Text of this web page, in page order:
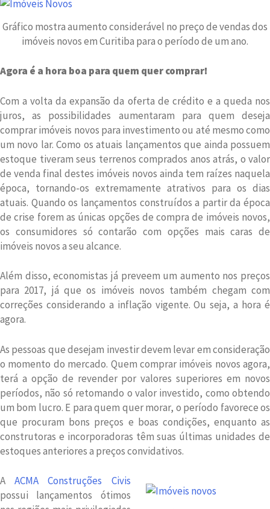
Gráfico mostra aumento considerável no preço de vendas dos
imóveis novos em Curitiba para o período de um ano.
Agora é a hora boa para quem quer comprar!
Com a volta da expansão da oferta de crédito e a queda nos
juros, as possibilidades aumentaram para quem deseja
comprar imóveis novos para investimento ou até mesmo como
um novo lar. Como os atuais lançamentos que ainda possuem
estoque tiveram seus terrenos comprados anos atrás, o valor
de venda final destes imóveis novos ainda tem raízes naquela
época, tornando-os extremamente atrativos para os dias
atuais. Quando os lançamentos construídos a partir da época
de crise forem as únicas opções de compra de imóveis novos,
os consumidores só contarão com opções mais caras de
imóveis novos a seu alcance.
Além disso, economistas já preveem um aumento nos preços
para 2017, já que os imóveis novos também chegam com
correções considerando a inflação vigente. Ou seja, a hora é
agora.
As pessoas que desejam investir devem levar em consideração
o momento do mercado. Quem comprar imóveis novos agora,
terá a opção de revender por valores superiores em novos
períodos, não só retomando o valor investido, como obtendo
um bom lucro. E para quem quer morar, o período favorece os
que procuram bons preços e boas condições, enquanto as
construtoras e incorporadoras têm suas últimas unidades de
estoques anteriores a preços convidativos.
AACMA Construções Civis
possui lançamentos ótimos